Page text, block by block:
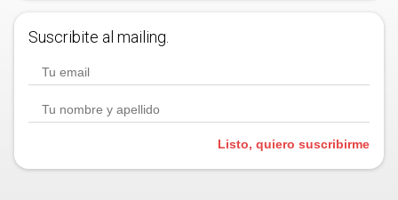
Suscribite al mailing.
Listo, quiero suscribirme